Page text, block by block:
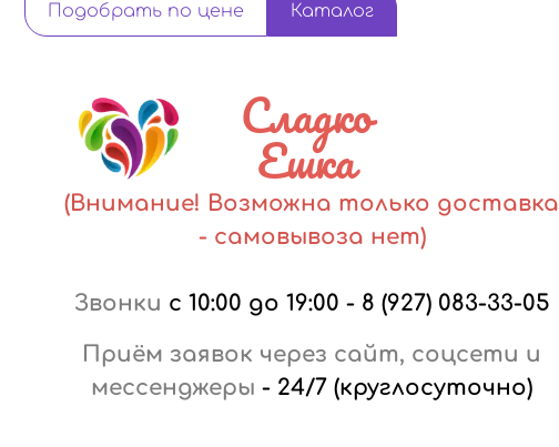
Подобрать по цене Каталог
Сладко
Ешка
(Внимание! Возможна только доставка
- самовывоза нет)
Звонки с 10:00 до 19:00 - 8 (927) 083-33-05
Приём заявок через сайт, соцсети и
мессенджеры - 24/7 (круглосуточно)